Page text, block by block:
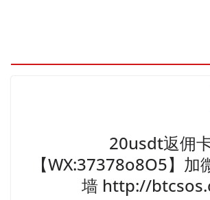
20usdt返佣
【WX:37378o8O5】加
墙 http://